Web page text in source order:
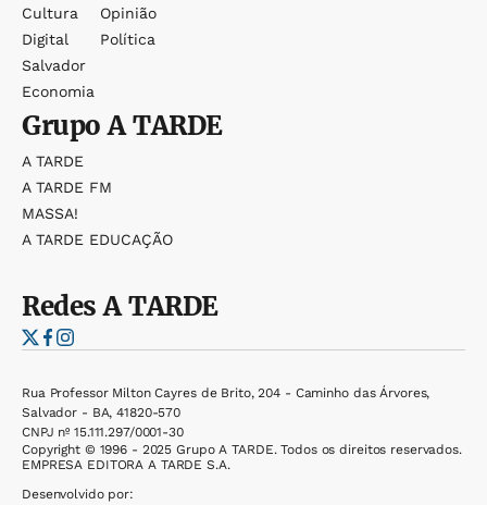
Cultura
Digital
Salvador
Economia
Opinião
Política
GrupoA TARDE
A TARDE
A TARDE FM
MASSA!
A TARDE EDUCAÇÃO
RedesA TARDE
Rua Professor Milton Cayres de Brito, 204 - Caminho das Árvores,
Salvador - BA, 41820-570
CNPJ nº 15.111.297/0001-30
Copyright © 1996 - 2025 Grupo A TARDE. Todos os direitos reservados.
EMPRESA EDITORA A TARDE S.A.
Desenvolvido por: